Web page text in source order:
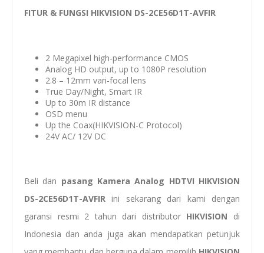
FITUR & FUNGSI HIKVISION DS-2CE56D1T-AVFIR
2 Megapixel high-performance CMOS
Analog HD output, up to 1080P resolution
2.8 – 12mm vari-focal lens
True Day/Night, Smart IR
Up to 30m IR distance
OSD menu
Up the Coax(HIKVISION-C Protocol)
24V AC/ 12V DC
Beli dan pasang Kamera Analog HDTVI HIKVISION
DS-2CE56D1T-AVFIRini sekarang dari kami dengan
garansi resmi 2 tahun dari distributor HIKVISION di
Indonesia dan anda juga akan mendapatkan petunjuk